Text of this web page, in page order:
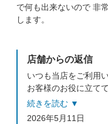
で何も出来ないので 非
します。
店舗からの返信
いつも当店をご利用
お客様のお役に立て
お車の気になる事な
し付けくださいね。
続きを読む ▼
2026年5月11日